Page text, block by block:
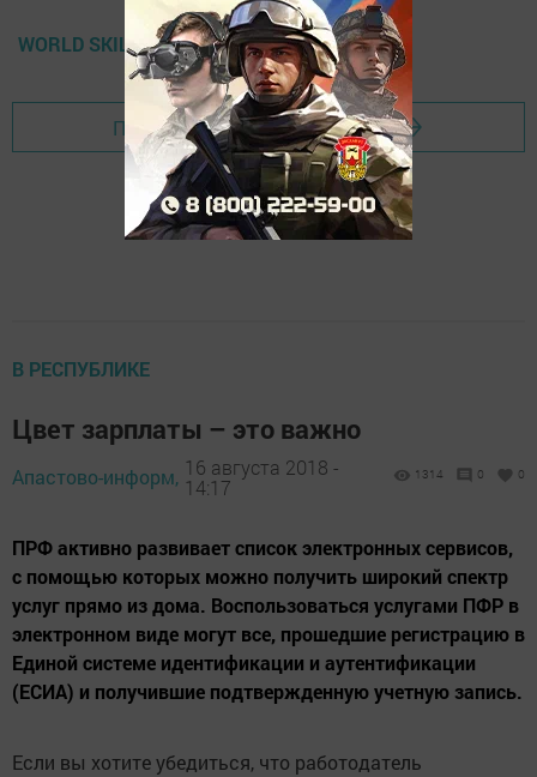
WORLD SKILLS
Перейти на страницу новости
В РЕСПУБЛИКЕ
Цвет зарплаты – это важно
Апастово-информ, 16 августа 2018 -
14:17
1314 0 0
ПРФ активно развивает список электронных сервисов,
с помощью которых можно получить широкий спектр
услуг прямо из дома. Воспользоваться услугами ПФР в
электронном виде могут все, прошедшие регистрацию в
Единой системе идентификации и аутентификации
(ЕСИА) и получившие подтвержденную учетную запись.
Если вы хотите убедиться, что работодатель